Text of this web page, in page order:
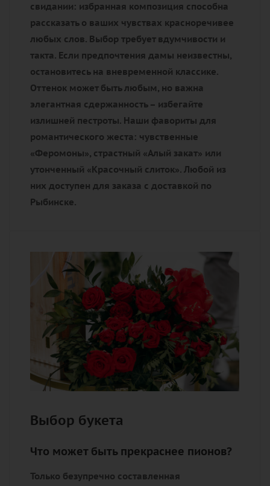
свидании: избранная композиция способна
рассказать о ваших чувствах красноречивее
любых слов. Выбор требует вдумчивости и
такта. Если предпочтения дамы неизвестны,
остановитесь на вневременной классике.
Оттенок может быть любым, но важна
элегантная сдержанность – избегайте
излишней пестроты. Наши фавориты для
романтического жеста: чувственные
«Феромоны», страстный «Алый закат» или
утонченный «Красочный слиток». Любой из
них доступен для заказа с доставкой по
Рыбинске.
Выбор букета
Что может быть прекраснее пионов?
Только безупречно составленная